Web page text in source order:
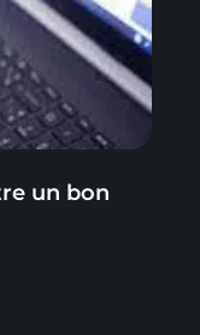
un bon